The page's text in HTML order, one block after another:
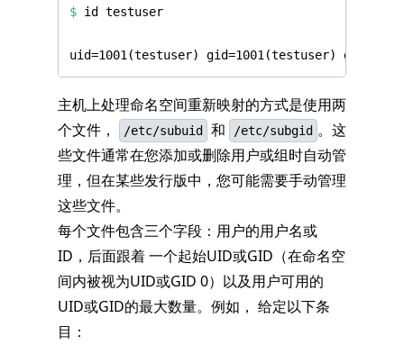
$
主机上处理命名空间重新映射的方式是使用两
个文件，
/etc/subuid 和 /etc/subgid 。这
些文件通常在您添加或删除用户或组时自动管
理，但在某些发行版中，您可能需要手动管理
这些文件。
每个文件包含三个字段：用户的用户名或
ID，后面跟着 一个起始UID或GID（在命名空
间内被视为UID或GID 0）以及用户可用的
UID或GID的最大数量。例如， 给定以下条
目：